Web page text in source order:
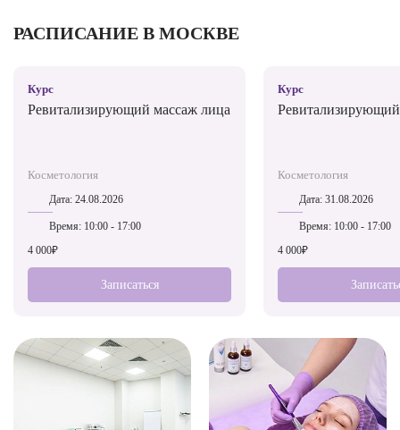
РАСПИСАНИЕ В МОСКВЕ
Курс
Ревитализирующий массаж лица
Косметология
Дата: 24.08.2026
Время: 10:00 - 17:00
4 000₽
Записаться
Курс
Косметология
Дата: 31.08.2026
Время: 10:00 - 17:00
4 000₽